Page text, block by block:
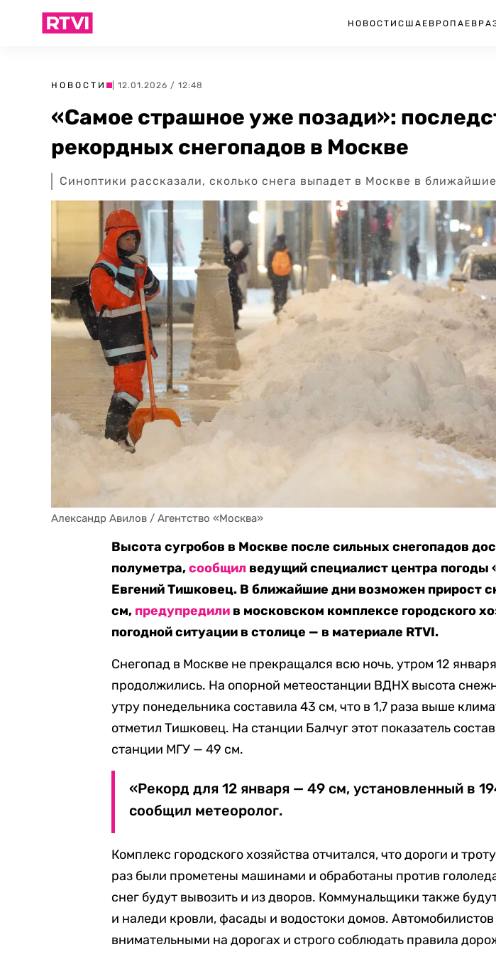
НОВОСТИ США ЕВРОПА
НОВОСТИ | 12.01.2026 / 12:48
«Самое страшное уже позади»:
рекордных снегопадов в Москве
Синоптики рассказали, сколько снега выпадет в Москве в
Александр Авилов / Агентство «Москва»
Высота сугробов в Москве после сильных снегопадов
полуметра,сообщил ведущий специалист центра погоды
Евгений Тишковец. В ближайшие дни возможен прирост
см, предупредили в московском комплексе городского
погодной ситуации в столице — в материале RTVI.
Снегопад в Москве не прекращался всю ночь, утром 12
продолжились. На опорной метеостанции ВДНХ высота
утру понедельника составила 43 см, что в 1,7 раза выше
отметил Тишковец. На станции Балчуг этот показатель
станции МГУ — 49 см.
«Рекорд для 12 января — 49 см, установленный в
сообщил метеоролог.
Комплекс городского хозяйства отчитался, что дороги и
раз были прометены машинами и обработаны против
снег будут вывозить и из дворов. Коммунальщики также
и наледи кровли, фасады и водостоки домов.
внимательными на дорогах и строго соблюдать правила